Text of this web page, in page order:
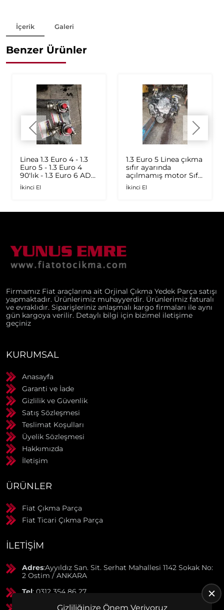
İçerik Galeri
Benzer Ürünler
Linea 1.3 Euro 4 - 1.3
Euro 5 - 1.3 Euro 4
90'lık - 1.3 Euro 6 AD
Plus 1.6 Multijet - 1.9
JTD Orijinal Turbo
İkinci El
1.3 Euro 5 Linea çıkma
sıfır ayarında
açılmamış motor Sıfır
ayarında
İkinci El
Firmamız Fiat araçlarına ait Orjinal Çıkma Yedek Parça satışı
yapmaktadır. Ürünlerimiz muhayyerdir. Ürünlerimiz faturalı
ve evraklıdır. Siparişleriniz anlaşmalı kargo firmaları ile aynı
gün kargoya verilir. Detaylı bilgi için bizimel iletişime
geçiniz
KURUMSAL
Anasayfa
Garanti ve İade
Gizlilik ve Güvenlik
Satış Sözleşmesi
Teslimat Koşulları
Üyelik Sözleşmesi
Hakkımızda
İletişim
ÜRÜNLER
Fiat Çıkma Parça
Fiat Ticari Çıkma Parça
İLETIŞIM
Adres:Ayyıldız San. Sit. Serhat Mahallesi 1142 Sokak No:
2 Ostim / ANKARA
Tel: 0312 354 86 27
: 0506 369 50 55
Gizliliğinize Önem Veriyoruz